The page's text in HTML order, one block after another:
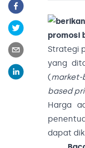
Strategi
yang
(market-
based
Harga
dapat